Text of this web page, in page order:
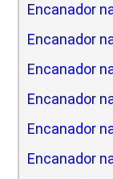
Encanador
Encanador
Encanador
Encanador
Encanador
Encanador